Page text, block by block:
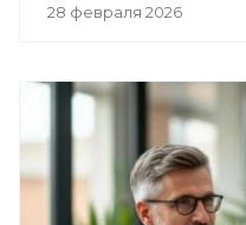
28 февраля 2026